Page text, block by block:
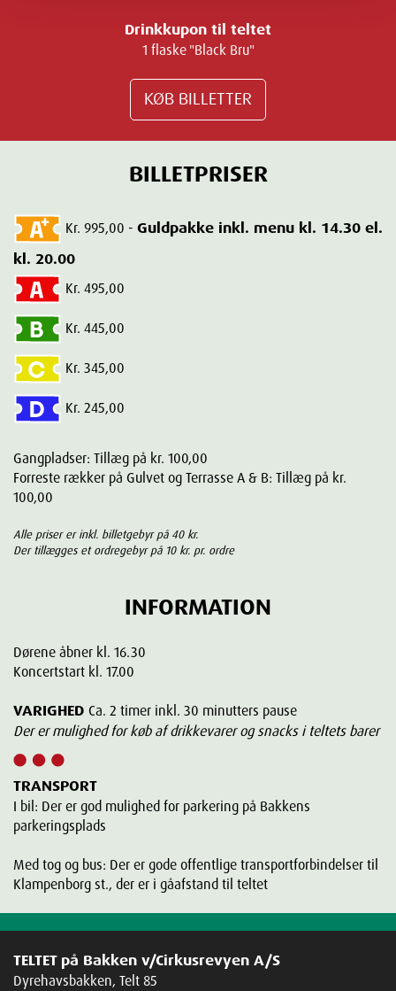
Drinkkupon til teltet
1 flaske "Black Bru"
KØB BILLETTER
BILLETPRISER
Kr. 995,00 - Guldpakke inkl. menu kl. 14.30 el.
kl. 20.00
Kr. 495,00
Kr. 445,00
Kr. 345,00
Kr. 245,00
Gangpladser: Tillæg på kr. 100,00
Forreste rækker på Gulvet og Terrasse A & B: Tillæg på kr.
100,00
Alle priser er inkl. billetgebyr på 40 kr.
Der tillægges et ordregebyr på 10 kr. pr. ordre
INFORMATION
Dørene åbner kl. 16.30
Koncertstart kl. 17.00
VARIGHED Ca. 2 timer inkl. 30 minutters pause
Der er mulighed for køb af drikkevarer og snacks i teltets barer
TRANSPORT
I bil: Der er god mulighed for parkering på Bakkens
parkeringsplads
Med tog og bus: Der er gode offentlige transportforbindelser til
Klampenborg st., der er i gåafstand til teltet
TELTET på Bakken v/Cirkusrevyen A/S
Dyrehavsbakken, Telt 85